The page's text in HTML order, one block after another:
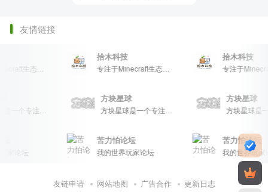
友情链接
专注于Minecraft生态建设
拾木科技
专注于Minecraft生态建设
拾木科技
方块星球 方块星球
苦力怕论坛
我的世界玩家论坛
苦力怕论坛
我的世界玩家论
友链申请 网站地图 广告合作 更新日志